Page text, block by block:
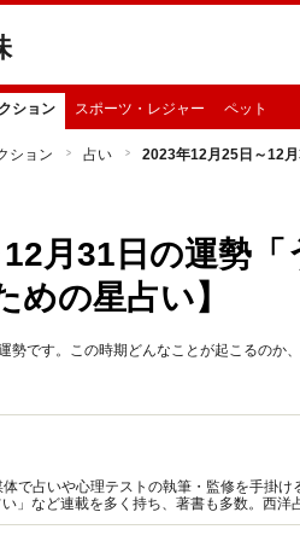
ション スポーツ・レジャー ペット
ション 占い 2023年12月25日～12月
月31日の運勢「
めの星占い】
勢です。この時期どんなことが起こるのか
で占いや心理テストの執筆・監修を手掛
」など連載を多く持ち、著書も多数。西
守備範囲は広め。